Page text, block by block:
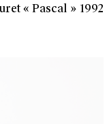
« Pascal » 1992